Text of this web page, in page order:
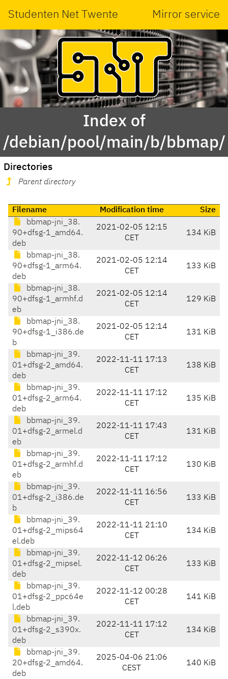
Studenten Net Twente Mirror service
Index of
/debian/pool/main/b/bbmap/
Directories
Parent directory
Filename Modification time
Size
bbmap-jni_38.
90+dfsg-1_amd64.
deb
2021-02-05 12:15
CET
134 KiB
bbmap-jni_38.
90+dfsg-1_arm64.
deb
2021-02-05 12:14
CET
133 KiB
bbmap-jni_38.
90+dfsg-1_armhf.d
eb
2021-02-05 12:14
CET
129 KiB
bbmap-jni_38.
90+dfsg-1_i386.de
b
2021-02-05 12:14
CET
131 KiB
bbmap-jni_39.
01+dfsg-2_amd64.
deb
2022-11-11 17:13
CET
138 KiB
bbmap-jni_39.
01+dfsg-2_arm64.
deb
2022-11-11 17:12
CET
135 KiB
bbmap-jni_39.
01+dfsg-2_armel.d
eb
2022-11-11 17:43
CET
131 KiB
bbmap-jni_39.
01+dfsg-2_armhf.d
eb
2022-11-11 17:12
CET
130 KiB
bbmap-jni_39.
01+dfsg-2_i386.de
b
2022-11-11 16:56
CET
133 KiB
bbmap-jni_39.
01+dfsg-2_mips64
el.deb
2022-11-11 21:10
CET
134 KiB
bbmap-jni_39.
01+dfsg-2_mipsel.
deb
2022-11-12 06:26
CET
133 KiB
bbmap-jni_39.
01+dfsg-2_ppc64e
l.deb
2022-11-12 00:28
CET
141 KiB
bbmap-jni_39.
01+dfsg-2_s390x.
deb
2022-11-11 17:12
CET
134 KiB
bbmap-jni_39.
20+dfsg-2_amd64.
deb
2025-04-06 21:06
CEST
140 KiB